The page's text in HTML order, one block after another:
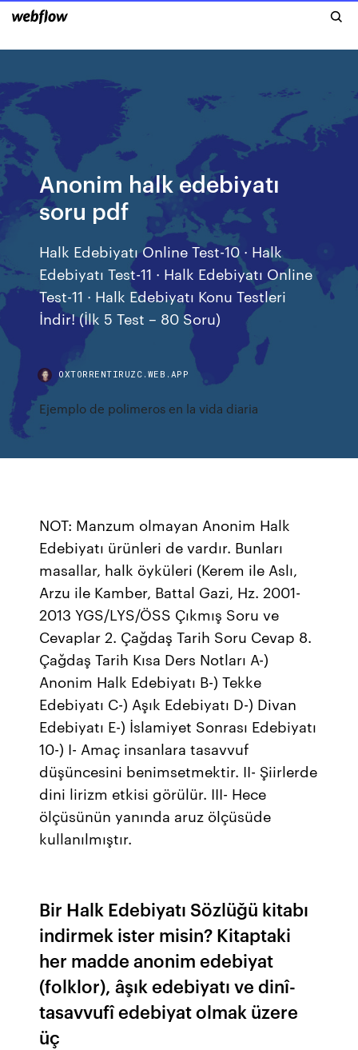
Anonim halk edebiyatı
soru pdf
Halk Edebiyatı Online Test-10 · Halk
Edebiyatı Test-11 · Halk Edebiyatı Online
Test-11 · Halk Edebiyatı Konu Testleri
İndir! (İlk 5 Test – 80 Soru)
OXTORRENTIRUZC.WEB.APP
Ejemplo de polimeros en la vida diaria
NOT: Manzum olmayan Anonim Halk
Edebiyatı ürünleri de vardır. Bunları
masallar, halk öyküleri (Kerem ile Aslı,
Arzu ile Kamber, Battal Gazi, Hz. 2001-
2013 YGS/LYS/ÖSS Çıkmış Soru ve
Cevaplar 2. Çağdaş Tarih Soru Cevap 8.
Çağdaş Tarih Kısa Ders Notları A-)
Anonim Halk Edebiyatı B-) Tekke
Edebiyatı C-) Aşık Edebiyatı D-) Divan
Edebiyatı E-) İslamiyet Sonrası Edebiyatı
10-) I- Amaç insanlara tasavvuf
düşüncesini benimsetmektir. II- Şiirlerde
dini lirizm etkisi görülür. III- Hece
ölçüsünün yanında aruz ölçüsüde
kullanılmıştır.
Bir Halk Edebiyatı Sözlüğü kitabı
indirmek ister misin? Kitaptaki
her madde anonim edebiyat
(folklor), âşık edebiyatı ve dinî-
tasavvufî edebiyat olmak üzere
üç